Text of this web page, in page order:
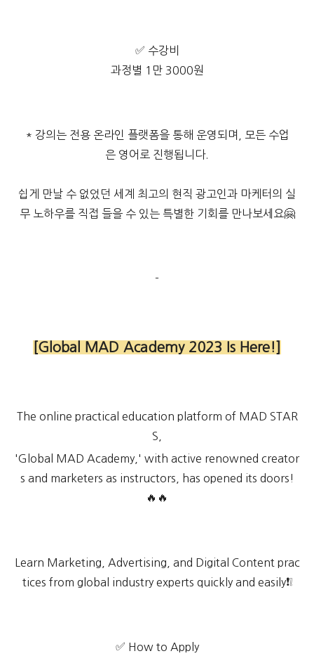
✅ 수강비
과정별 1만 3000원
* 강의는 전용 온라인 플랫폼을 통해 운영되며, 모든 수업
은 영어로 진행됩니다.
쉽게 만날 수 없었던 세계 최고의 현직 광고인과 마케터의 실
무 노하우를 직접 들을 수 있는 특별한 기회를 만나보세요🤗
-
[Global MAD Academy 2023 Is Here!]
The online practical education platform of MAD STAR
S,
'Global MAD Academy,' with active renowned creator
s and marketers as instructors, has opened its doors!
🔥🔥
Learn Marketing, Advertising, and Digital Content prac
tices from global industry experts quickly and easily❗❕
✅ How to Apply